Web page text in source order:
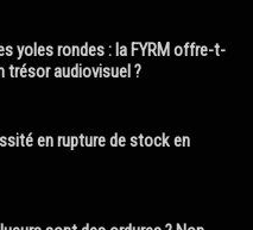
yoles rondes : la FYRM offre-t-
trésor audiovisuel ?
en rupture de stock en